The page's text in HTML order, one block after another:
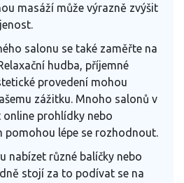
masáží může výrazně zvýšit
salonu se také zaměřte na
hudba, příjemné
provedení mohou
zážitku. Mnoho salonů v
prohlídky nebo
pomohou lépe se rozhodnout.
nabízet různé balíčky nebo
stojí za to podívat se na